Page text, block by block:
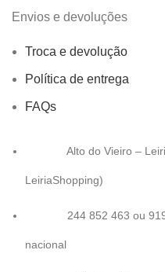
Envios e devoluções
Troca e devolução
Política de entrega
FAQs
Alto do Vieiro –
LeiriaShopping)
244 852 463 ou
nacional